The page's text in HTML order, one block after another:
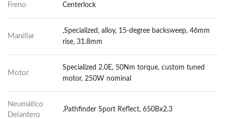
Freno
Centerlock
Manillar
,Specialized, alloy, 15-degree backsweep, 46mm
rise, 31.8mm
Motor
Specialized 2.0E, 50Nm torque, custom tuned
motor, 250W nominal
Neumático
Delantero
,Pathfinder Sport Reflect, 650Bx2.3